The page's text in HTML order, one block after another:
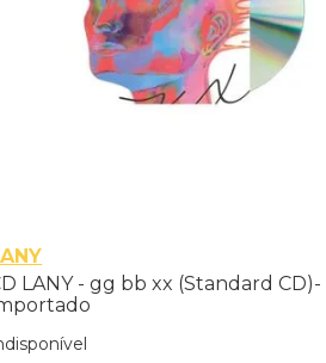
LANY - gg bb xx (Standard CD)-